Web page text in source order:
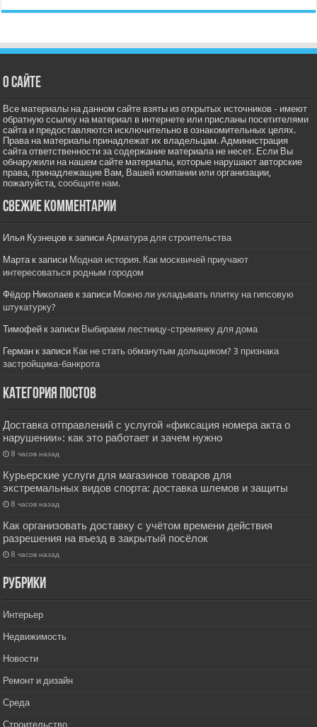
О сайте
Все материалы на данном сайте взяты из открытых источников - имеют
обратную ссылку на материал в интернете или присланы посетителями
сайта и предоставляются исключительно в ознакомительных целях.
Права на материалы принадлежат их владельцам. Администрация
сайта ответственности за содержание материала не несет. Если Вы
обнаружили на нашем сайте материалы, которые нарушают авторские
права, принадлежащие Вам, Вашей компании или организации,
пожалуйста,сообщите нам.
Свежие комментарии
Илья Кузнецов к записиАрматура для строительства
Марта к записи Модная история. Как москвичей приучают
интересоваться родным городом
Фёдор Николаев к записи Можно ли укладывать плитку на гипсовую
штукатурку?
Тимофей к записи Выбираем лестницу-стремянку для дома
Герман к записи Как не стать обманутым дольщиком? 3 признака
застройщика-банкрота
Категория постов
Доставка отправлений с услугой «фиксация номера акта о
нарушении»: как это работает и зачем нужно
8 часов назад
Курьерские услуги для магазинов товаров для
экстремальных видов спорта: доставка шлемов и защиты
8 часов назад
Как организовать доставку с учётом времени действия
разрешения на въезд в закрытый посёлок
8 часов назад
РУбрики
Интерьер
Недвижимость
Новости
Ремонт и дизайн
Среда
Строительство